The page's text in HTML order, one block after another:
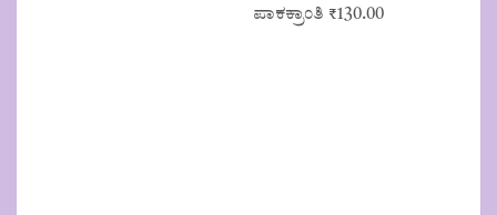
ಪಾಕಕ್ರಾಂತಿ ₹130.00